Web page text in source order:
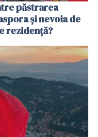
păstrarea
și nevoia de
rezidență?